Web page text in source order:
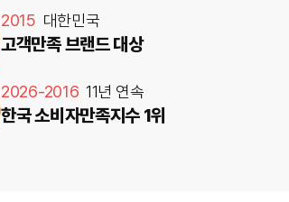
2015 대한민국
고객만족 브랜드 대상
2026-2016 11년 연속
한국 소비자만족지수 1위